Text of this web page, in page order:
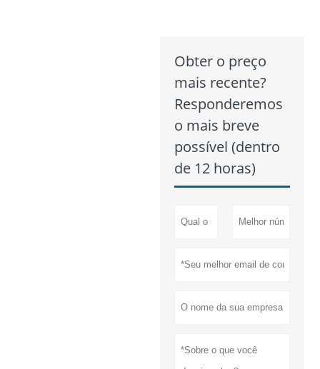
Obter o preço
mais recente?
Responderemos
o mais breve
possível (dentro
de 12 horas)